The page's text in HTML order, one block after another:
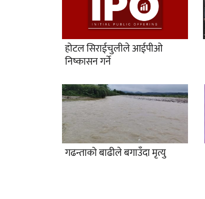
होटल सिराईचुलीले आईपीओ
निष्कासन गर्ने
गढन्ताको बाढीले बगाउँदा मृत्यु